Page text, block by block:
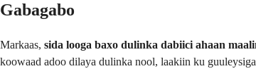
Gabagabo
Markaas, sida looga baxo dulinka dabiici ahaan
koowaad adoo dilaya dulinka nool, laakiin ku